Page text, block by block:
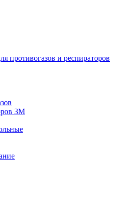
противогазов и респираторов
3М